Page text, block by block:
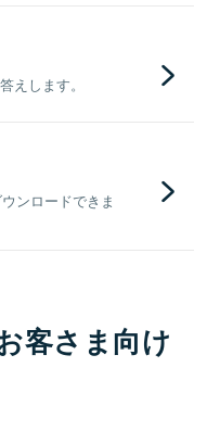
えします。
ンロードできま
客さま向け